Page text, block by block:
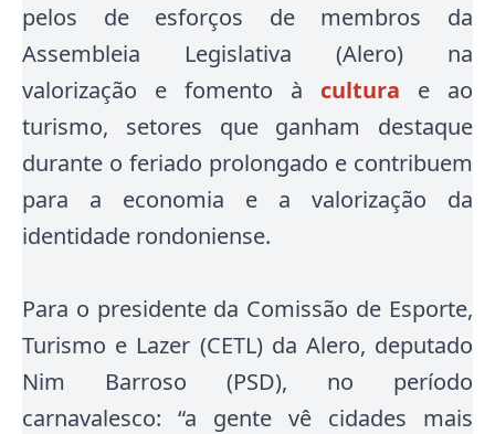
pelos de esforços de membros da
Assembleia Legislativa (Alero) na
valorização e fomento à cultura e ao
turismo, setores que ganham destaque
durante o feriado prolongado e contribuem
para a economia e a valorização da
identidade rondoniense.
Para o presidente da Comissão de Esporte,
Turismo e Lazer (CETL) da Alero, deputado
Nim Barroso (PSD), no período
carnavalesco: “a gente vê cidades mais